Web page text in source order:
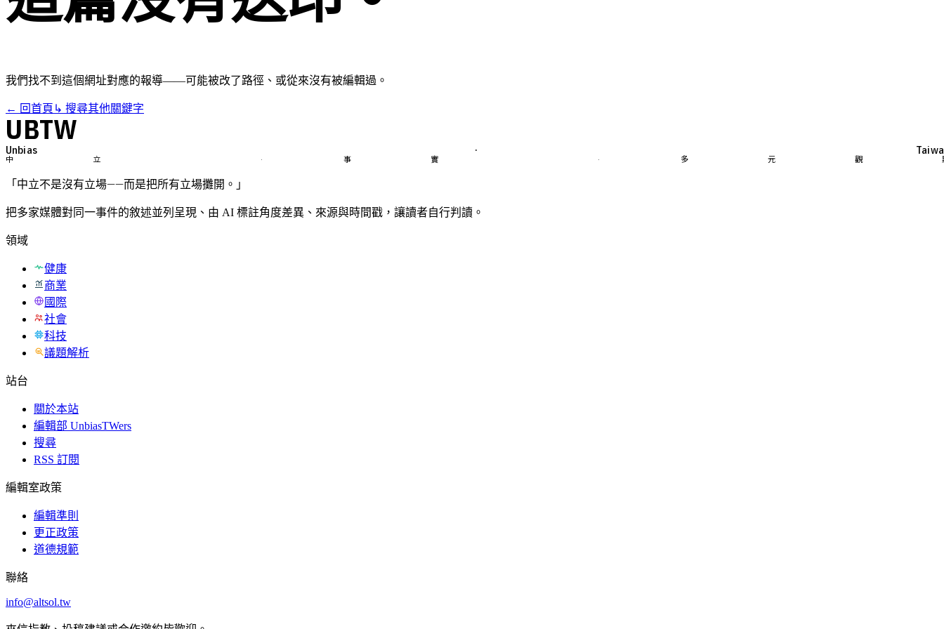
我們找不到這個網址對應的報導——可能被改了路徑、或從來沒有被編輯過。
← 回首頁 ↳ 搜尋其他關鍵字
UBTW
Unbias ·
中立 · 事實 · 多元觀
「中立不是沒有立場——而是把所有立場攤開。」
把多家媒體對同一事件的敘述並列呈現、由 AI 標註角度差異、來源與時間戳，讓讀者自行判讀。
領域
健康
商業
國際
社會
科技
議題解析
站台
關於本站
編輯部 UnbiasTWers
搜尋
RSS 訂閱
編輯室政策
編輯準則
更正政策
道德規範
聯絡
info@altsol.tw